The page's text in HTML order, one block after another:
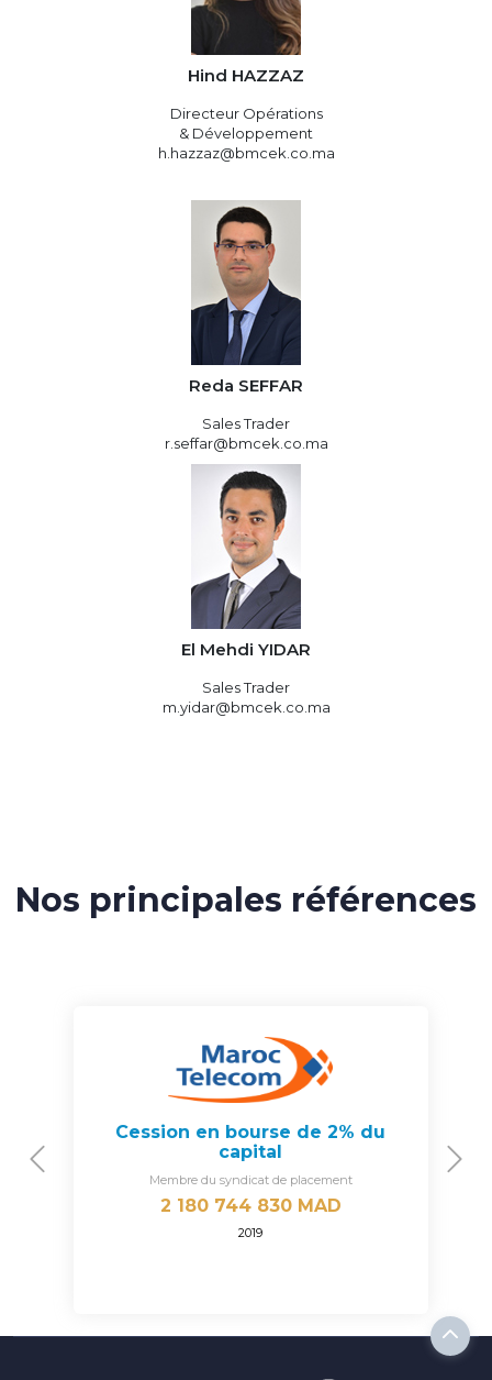
Hind HAZZAZ
Directeur Opérations
& Développement
h.hazzaz@bmcek.co.ma
Reda SEFFAR
Sales Trader
r.seffar@bmcek.co.ma
El Mehdi YIDAR
Sales Trader
m.yidar@bmcek.co.ma
Nos principales références
Cession en bourse de 2% du
capital
Membre du syndicat de placement
2 180 744 830 MAD
2019
Previous